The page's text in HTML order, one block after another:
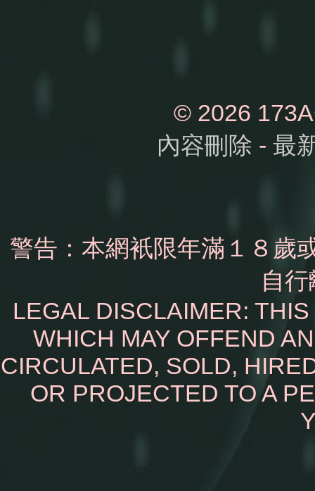
© 2026
內容刪除 - 最
警告：本網衹限年滿１８歲
自
LEGAL DISCLAIMER:
WHICH MAY OFFEND
CIRCULATED, SOLD,
OR PROJECTED TO A